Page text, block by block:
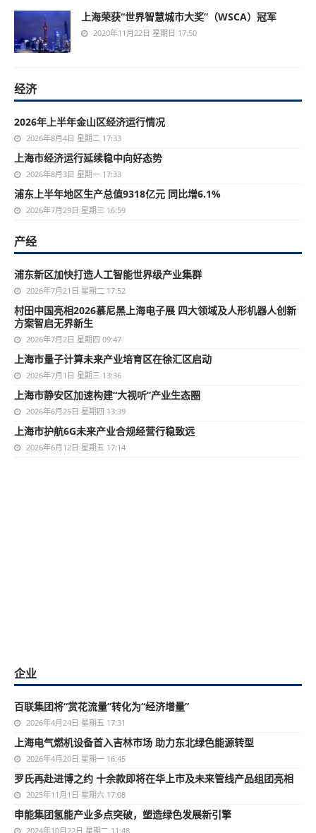
上海荣获“世界智慧城市大奖”（WSCA）冠军
2020年11月22日 星期日 17:50
经济
2026年上半年金山区经济运行情况
2026年8月4日 星期二 17:33
上海市经济运行延续稳中向好态势
2026年8月3日 星期一 17:33
浦东上半年地区生产总值9318亿元 同比增6.1%
2026年7月29日 星期三 16:59
产经
浦东新区加快打造人工智能世界级产业集群
2026年7月21日 星期二 17:52
村田中国亮相2026慕尼黑上海电子展 四大领域及人形机器人创新
方案智启无界新生
2026年7月2日 星期四 09:47
上海市量子计算未来产业培育区在徐汇区启动
2026年7月1日 星期三 13:36
上海市静安区加速构建“大视听”产业生态圈
2026年6月25日 星期四 13:39
上海市护航6G未来产业合规经营行稳致远
2026年6月12日 星期五 17:14
企业
百联集团将“赏花流量”转化为“经济增量”
2026年4月24日 星期五 17:31
上海电气燃机设备首入吉林市场 助力东北绿色能源转型
2026年4月20日 星期一 16:45
罗氏再赴进博之约 十余款即将在华上市及未来管线产品组团亮相
2025年11月1日 星期六 17:08
申能集团氢能产业多点突破，塑造绿色发展新引擎
2024年10月22日 星期二 11:48